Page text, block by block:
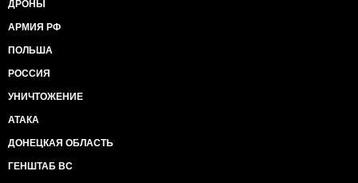
ДРОНЫ
АРМИЯ РФ
ПОЛЬША
РОССИЯ
УНИЧТОЖЕНИЕ
АТАКА
ДОНЕЦКАЯ ОБЛАСТЬ
ГЕНШТАБ ВС